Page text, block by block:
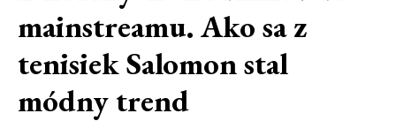
mainstreamu. Ako sa z
tenisiek Salomon stal
módny trend